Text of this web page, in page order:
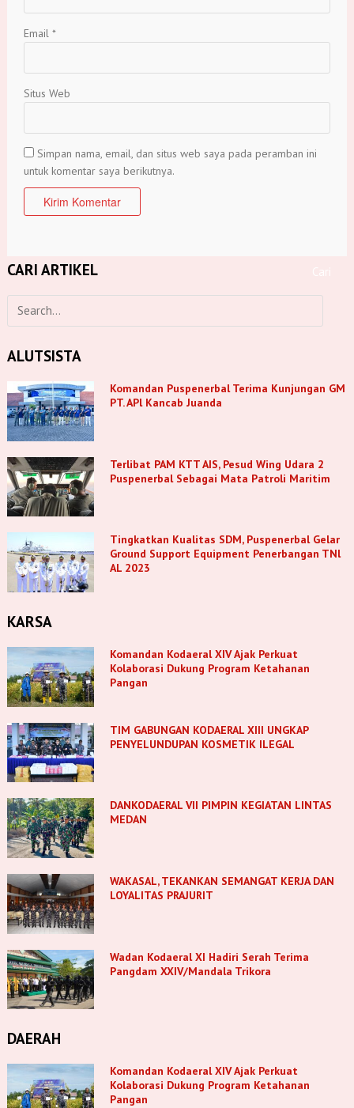
Email *
Situs Web
Simpan nama, email, dan situs web saya pada peramban ini
untuk komentar saya berikutnya.
CARI ARTIKEL
ALUTSISTA
Komandan Puspenerbal Terima Kunjungan GM
PT. APl Kancab Juanda
Terlibat PAM KTT AIS, Pesud Wing Udara 2
Puspenerbal Sebagai Mata Patroli Maritim
Tingkatkan Kualitas SDM, Puspenerbal Gelar
Ground Support Equipment Penerbangan TNl
AL 2023
KARSA
Komandan Kodaeral XIV Ajak Perkuat
Kolaborasi Dukung Program Ketahanan
Pangan
TIM GABUNGAN KODAERAL XIII UNGKAP
PENYELUNDUPAN KOSMETIK ILEGAL
DANKODAERAL VII PIMPIN KEGIATAN LINTAS
MEDAN
WAKASAL, TEKANKAN SEMANGAT KERJA DAN
LOYALITAS PRAJURIT
Wadan Kodaeral XI Hadiri Serah Terima
Pangdam XXIV/Mandala Trikora
DAERAH
Komandan Kodaeral XIV Ajak Perkuat
Kolaborasi Dukung Program Ketahanan
Pangan